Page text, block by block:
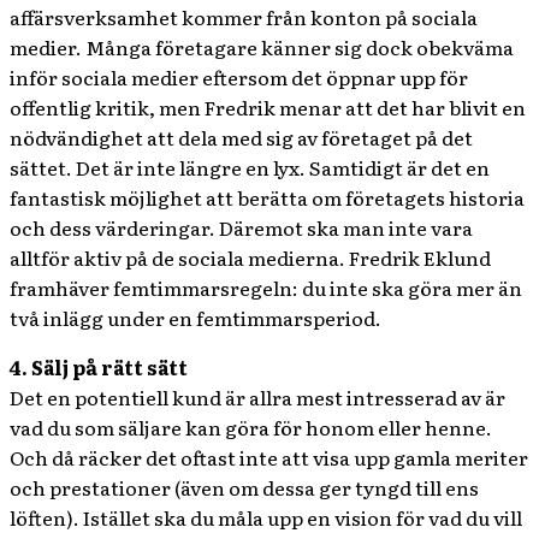
affärsverksamhet kommer från konton på sociala
medier. Många företagare känner sig dock obekväma
inför sociala medier eftersom det öppnar upp för
offentlig kritik, men Fredrik menar att det har blivit en
nödvändighet att dela med sig av företaget på det
sättet. Det är inte längre en lyx. Samtidigt är det en
fantastisk möjlighet att berätta om företagets historia
och dess värderingar. Däremot ska man inte vara
alltför aktiv på de sociala medierna. Fredrik Eklund
framhäver femtimmarsregeln: du inte ska göra mer än
två inlägg under en femtimmarsperiod.
4. Sälj på rätt sätt
Det en potentiell kund är allra mest intresserad av är
vad du som säljare kan göra för honom eller henne.
Och då räcker det oftast inte att visa upp gamla meriter
och prestationer (även om dessa ger tyngd till ens
löften). Istället ska du måla upp en vision för vad du vill